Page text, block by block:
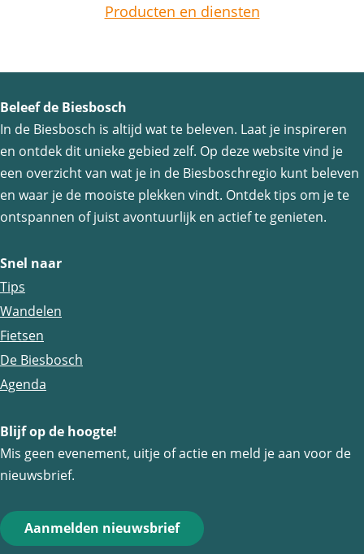
Producten en diensten
Beleef de Biesbosch
In de Biesbosch is altijd wat te beleven. Laat je inspireren
en ontdek dit unieke gebied zelf. Op deze website vind je
een overzicht van wat je in de Biesboschregio kunt beleven
en waar je de mooiste plekken vindt. Ontdek tips om je te
ontspannen of juist avontuurlijk en actief te genieten.
Snel naar
Tips
Wandelen
Fietsen
De Biesbosch
Agenda
Blijf op de hoogte!
Mis geen evenement, uitje of actie en meld je aan voor de
nieuwsbrief.
Aanmelden nieuwsbrief